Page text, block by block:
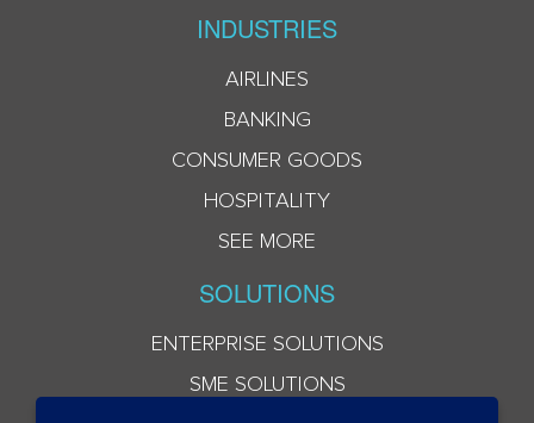
INDUSTRIES
AIRLINES
BANKING
CONSUMER GOODS
HOSPITALITY
SEE MORE
SOLUTIONS
ENTERPRISE SOLUTIONS
SME SOLUTIONS